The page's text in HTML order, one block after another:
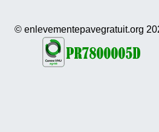
© enlevementepavegratuit.org